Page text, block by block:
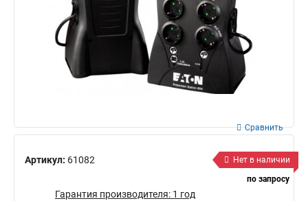
Артикул: 61082
Сравнить
Нет в наличии
по запросу
Гарантия производителя: 1 год